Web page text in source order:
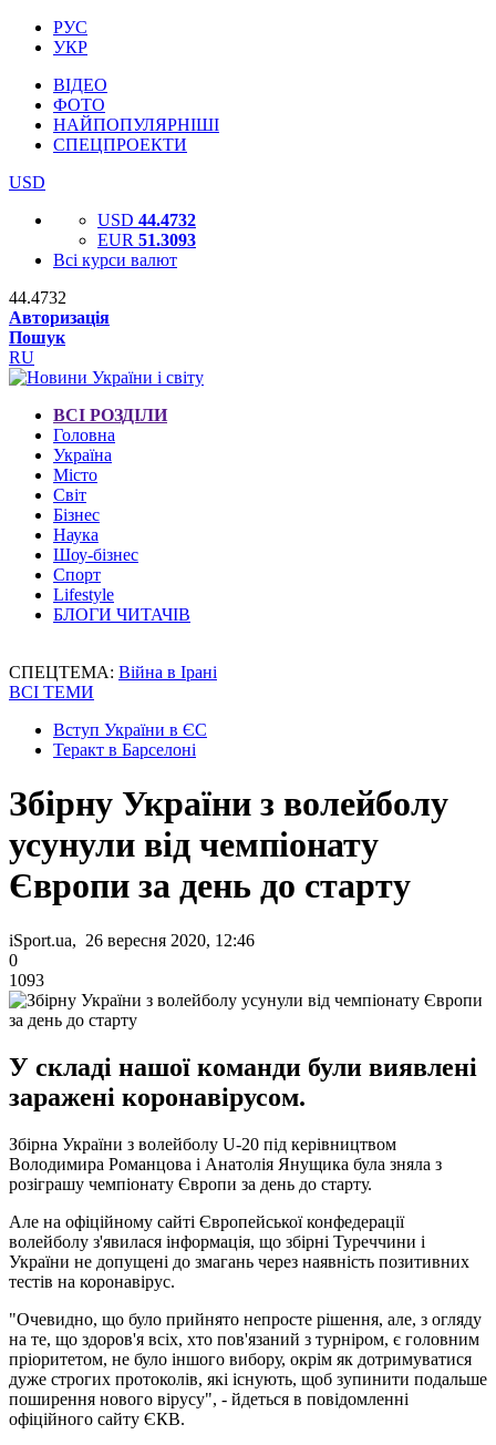
РУС
УКР
ВІДЕО
ФОТО
НАЙПОПУЛЯРНІШІ
СПЕЦПРОЕКТИ
USD
USD 44.4732
EUR 51.3093
Всі курси валют
44.4732
Авторизація
Пошук
RU
ВСІ РОЗДІЛИ
Головна
Україна
Місто
Світ
Бізнес
Наука
Шоу-бізнес
Спорт
Lifestyle
БЛОГИ ЧИТАЧІВ
СПЕЦТЕМА: Війна в Ірані
ВСІ ТЕМИ
Вступ України в ЄС
Теракт в Барселоні
Збірну України з волейболу
усунули від чемпіонату
Європи за день до старту
iSport.ua, 26 вересня 2020, 12:46
0
1093
У складі нашої команди були виявлені
заражені коронавірусом.
Збірна України з волейболу U-20 під керівництвом
Володимира Романцова і Анатолія Янущика була зняла з
розіграшу чемпіонату Європи за день до старту.
Але на офіційному сайті Європейської конфедерації
волейболу з'явилася інформація, що збірні Туреччини і
України не допущені до змагань через наявність позитивних
тестів на коронавірус.
"Очевидно, що було прийнято непросте рішення, але, з огляду
на те, що здоров'я всіх, хто пов'язаний з турніром, є головним
пріоритетом, не було іншого вибору, окрім як дотримуватися
дуже строгих протоколів, які існують, щоб зупинити подальше
поширення нового вірусу", - йдеться в повідомленні
офіційного сайту ЄКВ.